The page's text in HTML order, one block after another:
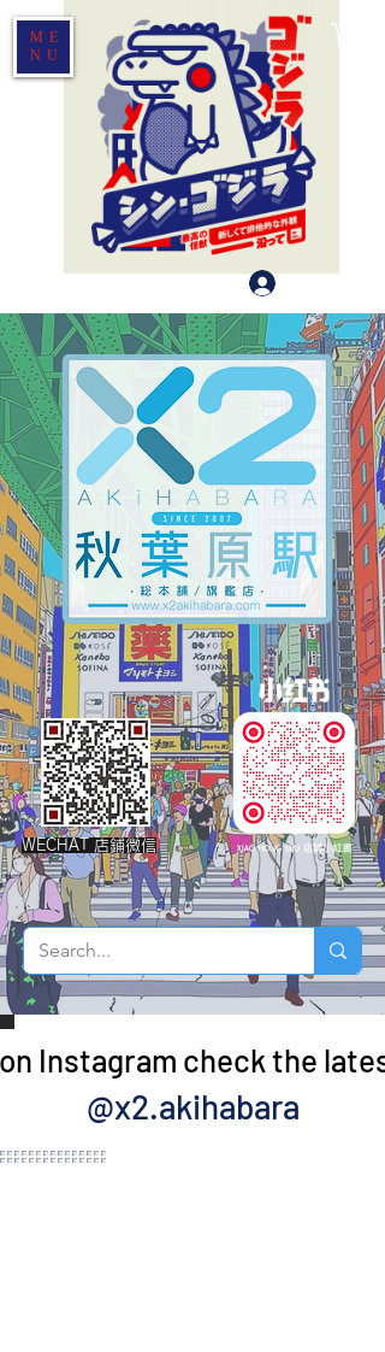
ME
NU
WECHAT 店鋪微信
Instagram check the
@x2.akihabara